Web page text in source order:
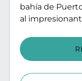
bahía de
al